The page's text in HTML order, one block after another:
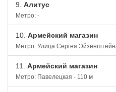
9. Алитус
Метро: -
10. Армейский магазин
Метро: Улица Сергея
11. Армейский магазин
Метро: Павелецкая - 110 м